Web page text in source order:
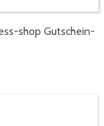
shop Gutschein-